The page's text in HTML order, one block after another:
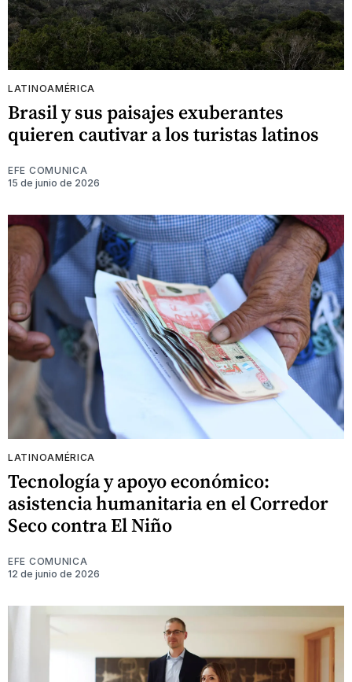
LATINOAMÉRICA
Brasil y sus paisajes exuberantes
quieren cautivar a los turistas latinos
EFE COMUNICA
15 de junio de 2026
LATINOAMÉRICA
Tecnología y apoyo económico:
asistencia humanitaria en el Corredor
Seco contra El Niño
EFE COMUNICA
12 de junio de 2026